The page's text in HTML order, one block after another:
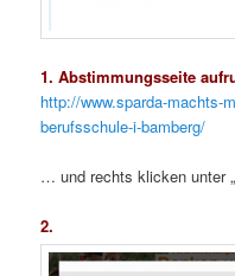
1. Abstimmungsseite
http://www.sparda-machts-
berufsschule-i-bamberg/
… und rechts klicken unter
2.